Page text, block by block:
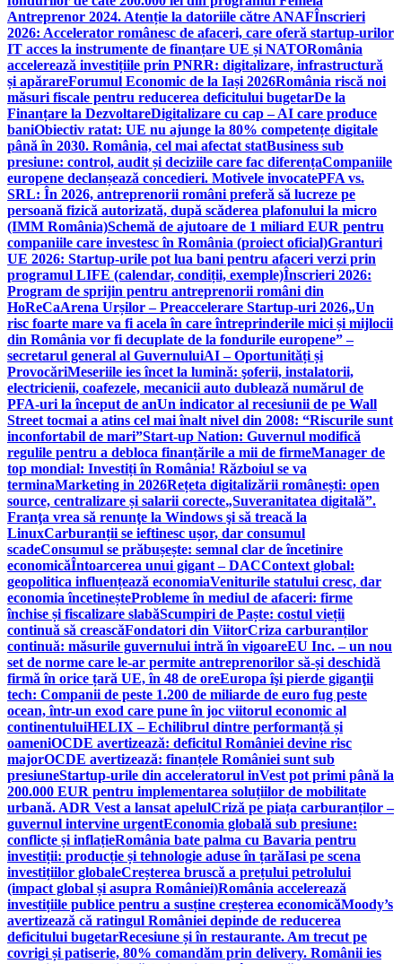
Antreprenor 2024. Atenție la datoriile către ANAFÎnscrieri
2026: Accelerator românesc de afaceri, care oferă startup-urilor
IT acces la instrumente de finanțare UE și NATORomânia
accelerează investițiile prin PNRR: digitalizare, infrastructură
și apărareForumul Economic de la Iași 2026România riscă noi
măsuri fiscale pentru reducerea deficitului bugetarDe la
Finanțare la DezvoltareDigitalizare cu cap – AI care produce
baniObiectiv ratat: UE nu ajunge la 80% competențe digitale
până în 2030. România, cel mai afectat statBusiness sub
presiune: control, audit și deciziile care fac diferențaCompaniile
europene declanșează concedieri. Motivele invocatePFA vs.
SRL: În 2026, antreprenorii români preferă să lucreze pe
persoană fizică autorizată, după scăderea plafonului la micro
(IMM România)Schemă de ajutoare de 1 miliard EUR pentru
companiile care investesc în România (proiect oficial)Granturi
UE 2026: Startup-urile pot lua bani pentru afaceri verzi prin
programul LIFE (calendar, condiții, exemple)Înscrieri 2026:
Program de sprijin pentru antreprenorii români din
HoReCaArena Urșilor – Preaccelerare Startup-uri 2026„Un
risc foarte mare va fi acela în care întreprinderile mici și mijlocii
din România vor fi decuplate de la fondurile europene” –
secretarul general al GuvernuluiAI – Oportunități și
ProvocăriMeseriile ies încet la lumină: şoferii, instalatorii,
electricienii, coafezele, mecanicii auto dublează numărul de
PFA-uri la început de anUn indicator al recesiunii de pe Wall
Street tocmai a atins cel mai înalt nivel din 2008: “Riscurile sunt
inconfortabil de mari”Start-up Nation: Guvernul modifică
regulile pentru a debloca finanțările a mii de firmeManager de
top mondial: Investiți în România! Războiul se va
terminaMarketing in 2026Rețeta digitalizării românești: open
source, centralizare și salarii corecte„Suveranitatea digitală”.
Franţa vrea să renunţe la Windows şi să treacă la
LinuxCarburanții se ieftinesc ușor, dar consumul
scadeConsumul se prăbușește: semnal clar de încetinire
economicăÎntoarcerea unui gigant – DACContext global:
geopolitica influențează economiaVeniturile statului cresc, dar
economia încetineșteProbleme în mediul de afaceri: firme
închise și fiscalizare slabăScumpiri de Paște: costul vieții
continuă să creascăFondatori din ViitorCriza carburanților
continuă: măsurile guvernului intră în vigoareEU Inc. – un nou
set de norme care le-ar permite antreprenorilor să-și deschidă
firmă în orice țară UE, în 48 de oreEuropa îşi pierde giganţii
tech: Companii de peste 1.200 de miliarde de euro fug peste
ocean, într-un exod care pune în joc viitorul economic al
continentuluiHELIX – Echilibrul dintre performanță și
oameniOCDE avertizează: deficitul României devine risc
majorOCDE avertizează: finanțele României sunt sub
presiuneStartup-urile din acceleratorul inVest pot primi până la
200.000 EUR pentru implementarea soluțiilor de mobilitate
urbană. ADR Vest a lansat apelulCriză pe piața carburanților –
guvernul intervine urgentEconomia globală sub presiune:
conflicte și inflațieRomânia bate palma cu Bavaria pentru
investiții: producție și tehnologie aduse în țarăIasi pe scena
investițiilor globaleCreșterea bruscă a prețului petrolului
(impact global și asupra României)România accelerează
investițiile publice pentru a susține creșterea economicăMoody’s
avertizează că ratingul României depinde de reducerea
deficitului bugetarRecesiune și în restaurante. Am trecut pe
covrigi și patiserie, 80% comandăm prin delivery. Românii ies